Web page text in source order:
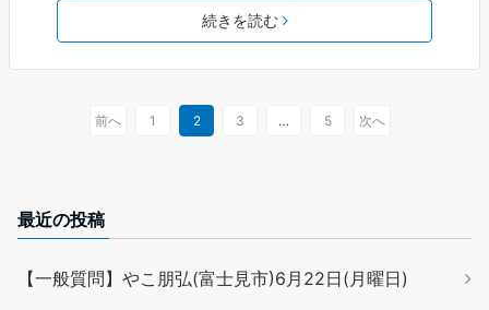
続きを読む
前へ 1 2 3 … 5 次へ
最近の投稿
【一般質問】やこ朋弘(富士見市)6月22日(月曜日)